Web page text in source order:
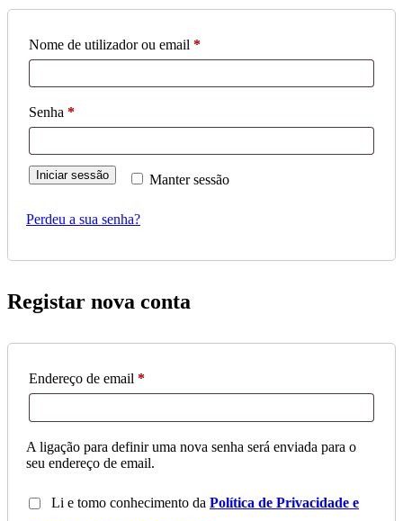
Nome de utilizador ou email *
Senha *
Manter sessão
Iniciar sessão
Perdeu a sua senha?
Registar nova conta
Endereço de email *
A ligação para definir uma nova senha será enviada para o
seu endereço de email.
Li e tomo conhecimento da Política de Privacidade e